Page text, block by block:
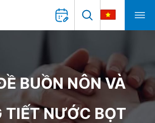
BUỒN NÔN VÀ
TIẾT NƯỚC BỌT